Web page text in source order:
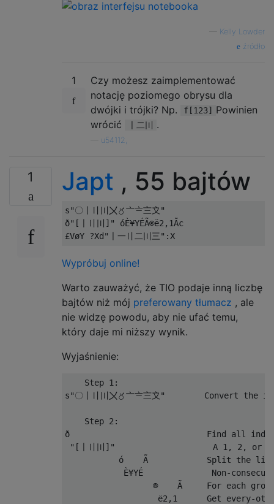
Kelly Lowder
źródło
1
Czy możesz zaimplementować
notację poziomego obrysu dla
dwójki i trójki? Np.
f[123]
Powinien
wrócić
〡二〣 .
u54112,
1 Japt , 55 bajtów
s"〇〡〢〣〤〥〦〧〨〩"
ð"[〡〢〣]" óÈ¥YÉÃ®ë2,1Ãc
Wypróbuj online!
Warto zauważyć, że TIO podaje inną liczbę
bajtów niż mój preferowany tłumacz , ale
nie widzę powodu, aby nie ufać temu,
który daje mi niższy wynik.
Wyjaśnienie:
    Step 1:
s"〇〡〢〣〤〥〦〧〨〩"        Convert
    Step 2:
ð                            Find all indexes
"[〡〢〣]"                    A 1, 2, or 3
ó    Ã            Split the
È¥YÉ              Non-
®    Ã     For each
ë2,1      Get every-